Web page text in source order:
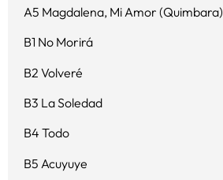
A5 Magdalena, Mi Amor (Quimbara)
B1 No Morirá
B2 Volveré
B3 La Soledad
B4 Todo
B5 Acuyuye